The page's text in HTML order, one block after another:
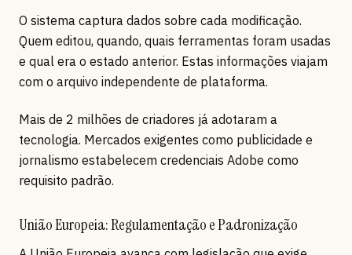
O sistema captura dados sobre cada modificação.
Quem editou, quando, quais ferramentas foram usadas
e qual era o estado anterior. Estas informações viajam
com o arquivo independente de plataforma.
Mais de 2 milhões de criadores já adotaram a
tecnologia. Mercados exigentes como publicidade e
jornalismo estabelecem credenciais Adobe como
requisito padrão.
União Europeia: Regulamentação e Padronização